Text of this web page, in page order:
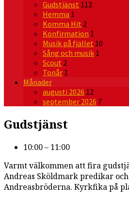
Gudstjänst 112
Hemma 1
Komma Hit 2
Konfirmation 1
Musik på fjället 10
Sång och musik 1
Scout 2
Tonår 1
Månader
augusti 2026 12
september 2026 7
Gudstjänst
10:00 – 11:00
Varmt välkommen att fira
Andreas Sköldmark predikar
Andreasbröderna. Kyrkfika på